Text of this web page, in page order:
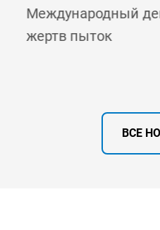
Международный
жертв пыток
ВСЕ